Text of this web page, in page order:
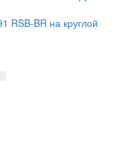
RSB-BR на круглой